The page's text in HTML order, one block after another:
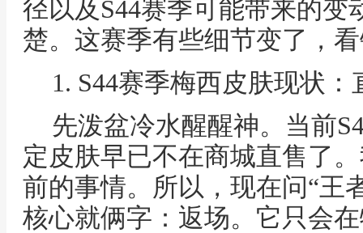
径以及S44赛季可能带来的
楚。这赛季有些细节变了，
1. S44赛季梅西皮肤现状
先泼盆冷水醒醒神。当前
定皮肤早已不在商城直售了
前的事情。所以，现在问“王
核心就俩字：返场。它只会